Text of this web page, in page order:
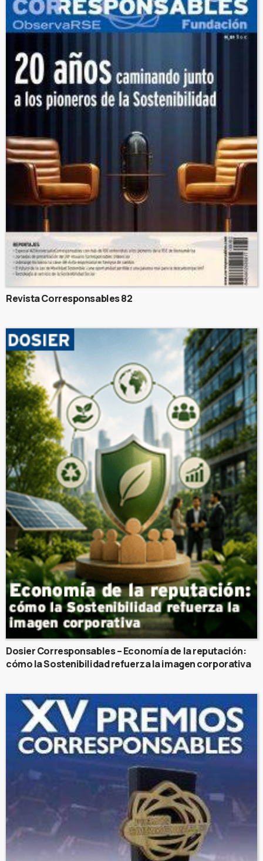
Revista Corresponsables 82
Dosier Corresponsables – Economía de la reputación:
cómo la Sostenibilidad refuerza la imagen corporativa